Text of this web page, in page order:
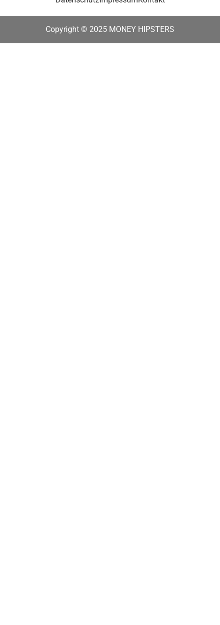
Copyright © 2025 MONEY HIPSTERS